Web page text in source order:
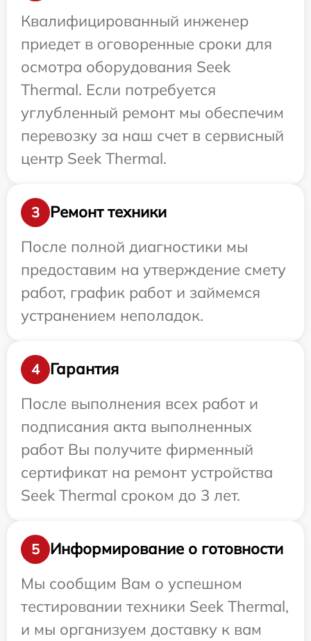
Квалифицированный инженер
приедет в оговоренные сроки для
осмотра оборудования Seek
Thermal. Если потребуется
углубленный ремонт мы обеспечим
перевозку за наш счет в сервисный
центр Seek Thermal.
3
Ремонт техники
После полной диагностики мы
предоставим на утверждение смету
работ, график работ и займемся
устранением неполадок.
4
Гарантия
После выполнения всех работ и
подписания акта выполненных
работ Вы получите фирменный
сертификат на ремонт устройства
Seek Thermal сроком до 3 лет.
5
Информирование о готовности
Мы сообщим Вам о успешном
тестировании техники Seek Thermal,
и мы организуем доставку к вам